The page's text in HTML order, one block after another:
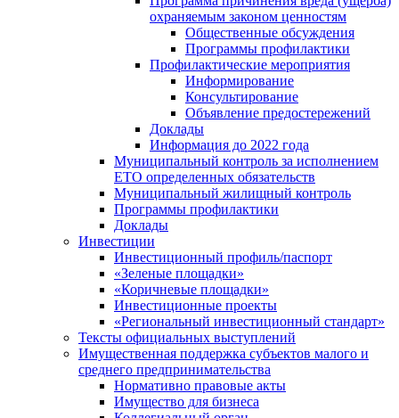
охраняемым законом ценностям
Общественные обсуждения
Программы профилактики
Профилактические мероприятия
Информирование
Консультирование
Объявление предостережений
Доклады
Информация до 2022 года
Муниципальный контроль за исполнением
ЕТО определенных обязательств
Муниципальный жилищный контроль
Программы профилактики
Доклады
Инвестиции
Инвестиционный профиль/паспорт
«Зеленые площадки»
«Коричневые площадки»
Инвестиционные проекты
«Региональный инвестиционный стандарт»
Тексты официальных выступлений
Имущественная поддержка субъектов малого и
среднего предпринимательства
Нормативно правовые акты
Имущество для бизнеса